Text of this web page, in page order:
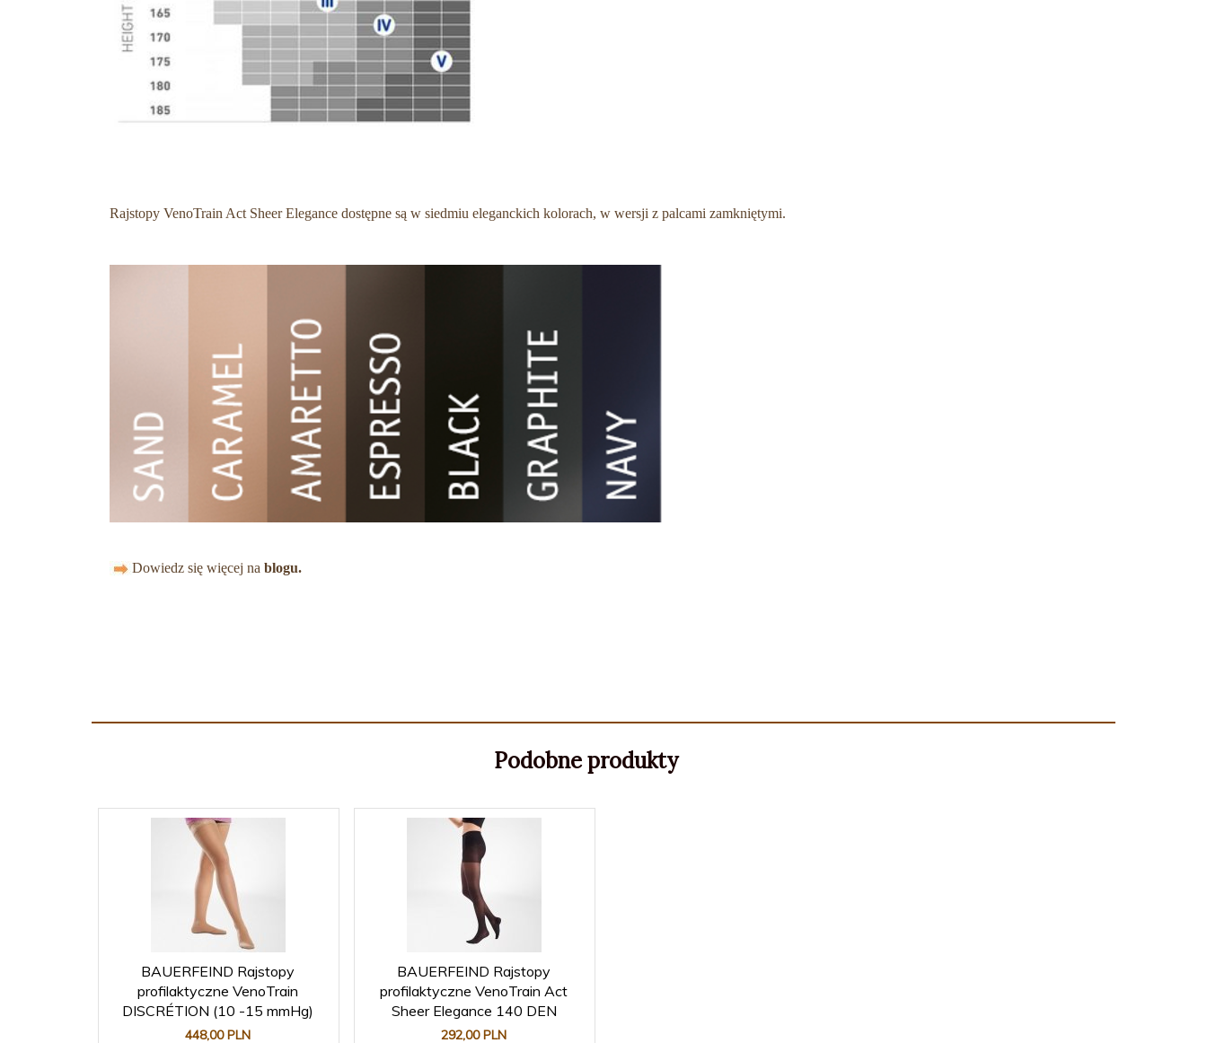
Rajstopy VenoTrain Act Sheer Elegance dostępne są w siedmiu eleganckich kolorach, w wersji z palcami zamkniętymi.
Dowiedz się więcej na blogu.
Podobne produkty
BAUERFEIND Rajstopy
profilaktyczne VenoTrain
DISCRÉTION (10 -15 mmHg)
448,00 PLN
BAUERFEIND Rajstopy
profilaktyczne VenoTrain Act
Sheer Elegance 140 DEN
292,00 PLN